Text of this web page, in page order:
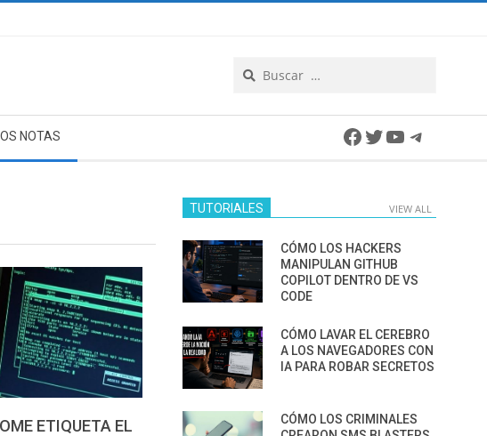
NOTAS Facebook
Twitter
YouTube
ETIQUETA EL
TUTORIALES VIEW ALL
CÓMO LOS HACKERS
MANIPULAN GITHUB
COPILOT DENTRO DE VS
CODE
CÓMO LAVAR EL CEREBRO
A LOS NAVEGADORES CON
IA PARA ROBAR SECRETOS
CÓMO LOS CRIMINALES